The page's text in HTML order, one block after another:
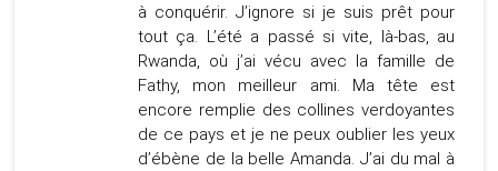
à conquérir. J’ignore si je suis prêt pour
tout ça. L’été a passé si vite, là-bas, au
Rwanda, où j’ai vécu avec la famille de
Fathy, mon meilleur ami. Ma tête est
encore remplie des collines verdoyantes
de ce pays et je ne peux oublier les yeux
d’ébène de la belle Amanda. J’ai du mal à